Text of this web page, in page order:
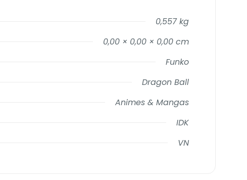
0,557 kg
0,00 × 0,00 × 0,00 cm
Funko
Dragon Ball
Animes & Mangas
IDK
VN